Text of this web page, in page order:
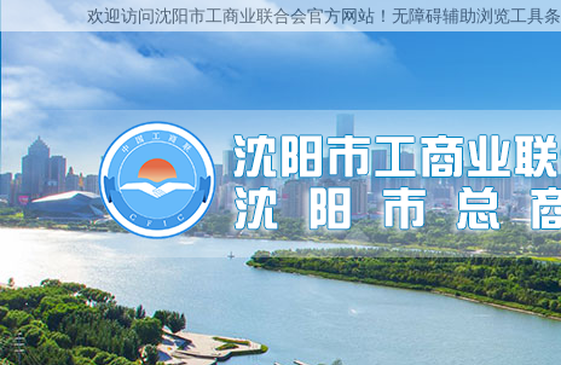
欢迎访问沈阳市工商业联合会官方网站！ 无障碍辅助浏览工具条